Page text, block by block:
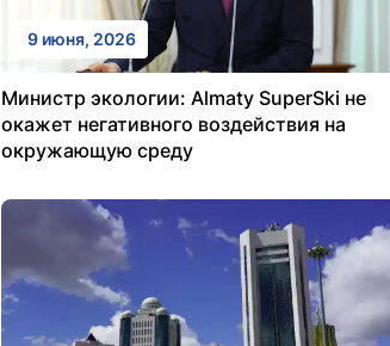
9 июня, 2026
Министр экологии: Almaty SuperSki не
окажет негативного воздействия на
окружающую среду